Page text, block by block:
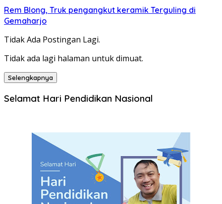
Rem Blong, Truk pengangkut keramik Terguling di
Gemaharjo
Tidak Ada Postingan Lagi.
Tidak ada lagi halaman untuk dimuat.
Selengkapnya
Selamat Hari Pendidikan Nasional